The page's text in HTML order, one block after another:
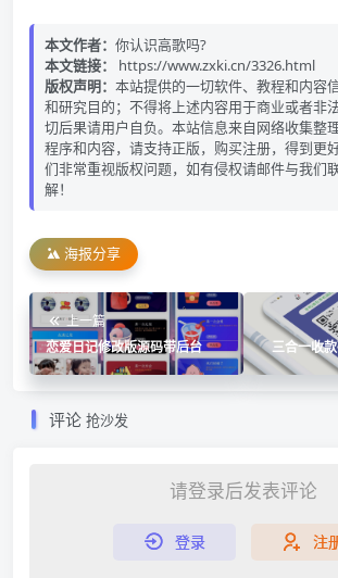
本文作者： 你认识高歌吗?
本文链接：
https://www.zxki.cn/3326.html
版权声明： 本站提供的一切软件、教程和内容
和研究目的；不得将上述内容用于商业或者非
切后果请用户自负。本站信息来自网络收集整
程序和内容，请支持正版，购买注册，得到更
们非常重视版权问题，如有侵权请邮件与我们
解！
海报分享
上一篇
恋爱日记修改版源码带后台
三合一收
评论 抢沙发
请登录后发表评论
登录 注